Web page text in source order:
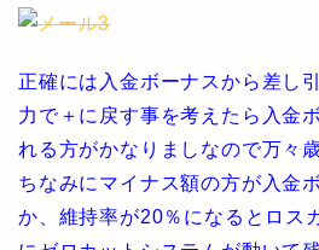
正確には入金ボーナスから差し
力で＋に戻す事を考えたら入金
れる方がかなりましなので万々歳
ちなみにマイナス額の方が入金
か、維持率が20％になるとロス